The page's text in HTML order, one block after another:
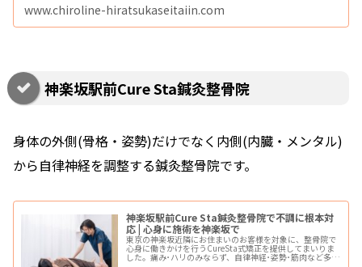
www.chiroline-hiratsukaseitaiin.com
神楽坂駅前Cure Sta鍼灸整骨院
身体の外側(骨格・姿勢)だけでなく内側(内臓・メンタル)
から自律神経を調整する鍼灸整骨院です。
神楽坂駅前Cure Sta鍼灸整骨院で不調に根本対
応 | 心身に施術を神楽坂で
東京の神楽坂近隣にお住まいのお客様を対象に、整骨院で
心身に働きかけを行うCureSta式矯正を提供してまいりま
した。痛み･ハリのみならず、自律神経･姿勢･筋肉など多角